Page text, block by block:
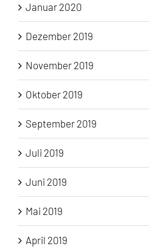
Januar 2020
Dezember 2019
November 2019
Oktober 2019
September 2019
Juli 2019
Juni 2019
Mai 2019
April 2019